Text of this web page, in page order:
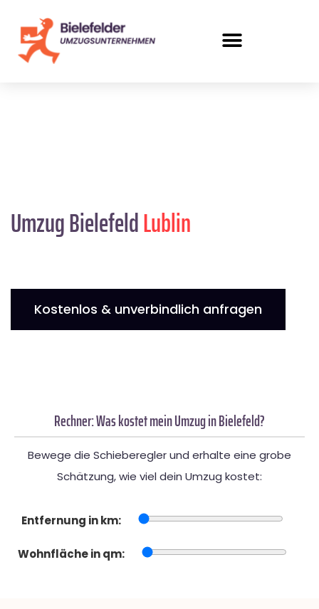
Umzug BielefeldLublin
Kostenlos & unverbindlich anfragen
Rechner: Was kostet mein Umzug in Bielefeld?
Bewege die Schieberegler und erhalte eine grobe
Schätzung, wie viel dein Umzug kostet:
Entfernung in km:
Wohnfläche in qm: